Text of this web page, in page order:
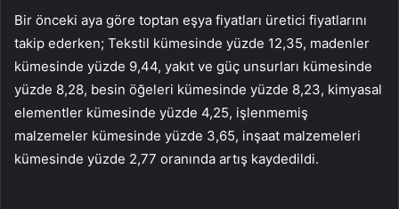
Bir önceki aya göre toptan eşya fiyatları üretici fiyatlarını
takip ederken; Tekstil kümesinde yüzde 12,35, madenler
kümesinde yüzde 9,44, yakıt ve güç unsurları kümesinde
yüzde 8,28, besin öğeleri kümesinde yüzde 8,23, kimyasal
elementler kümesinde yüzde 4,25, işlenmemiş
malzemeler kümesinde yüzde 3,65, inşaat malzemeleri
kümesinde yüzde 2,77 oranında artış kaydedildi.